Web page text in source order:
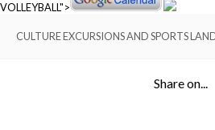
VOLLEYBALL">
CULTURE EXCURSIONS AND SPORTS
Share on...